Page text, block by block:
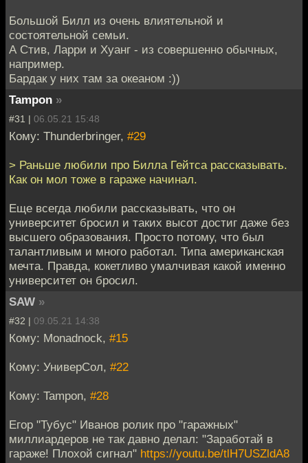
Большой Билл из очень влиятельной и
состоятельной семьи.
А Стив, Ларри и Хуанг - из совершенно обычных,
например.
Бардак у них там за океаном :))
Tampon »
#31 | 06.05.21 15:48
Кому: Thunderbringer, #29
> Раньше любили про Билла Гейтса рассказывать.
Как он мол тоже в гараже начинал.
Еще всегда любили рассказывать, что он
университет бросил и таких высот достиг даже без
высшего образования. Просто потому, что был
талантливым и много работал. Типа американская
мечта. Правда, кокетливо умалчивая какой именно
университет он бросил.
SAW »
#32 | 09.05.21 14:38
Кому: Monadnock, #15
Кому: УниверСол, #22
Кому: Tampon, #28
Егор "Тубус" Иванов ролик про "гаражных"
миллиардеров не так давно делал: "Заработай в
гараже! Плохой сигнал" https://youtu.be/tlH7USZldA8